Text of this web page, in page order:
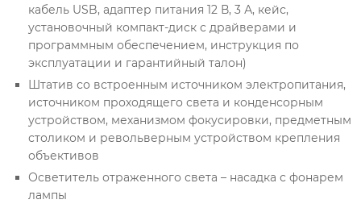
кабель USB, адаптер питания 12 В, 3 А, кейс,
установочный компакт-диск с драйверами и
программным обеспечением, инструкция по
эксплуатации и гарантийный талон)
Штатив со встроенным источником электропитания,
источником проходящего света и конденсорным
устройством, механизмом фокусировки, предметным
столиком и револьверным устройством крепления
объективов
Осветитель отраженного света – насадка с фонарем
лампы